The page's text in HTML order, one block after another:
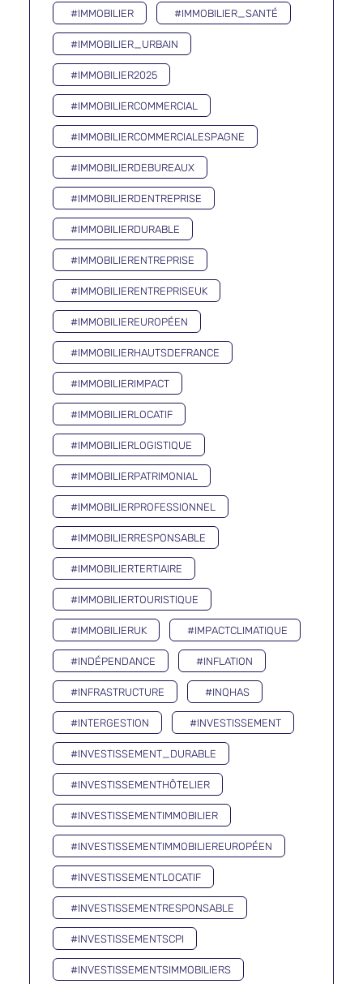
#IMMOBILIER #IMMOBILIER_SANTÉ
#IMMOBILIER_URBAIN
#IMMOBILIER2025
#IMMOBILIERCOMMERCIAL
#IMMOBILIERCOMMERCIALESPAGNE
#IMMOBILIERDEBUREAUX
#IMMOBILIERDENTREPRISE
#IMMOBILIERDURABLE
#IMMOBILIERENTREPRISE
#IMMOBILIERENTREPRISEUK
#IMMOBILIEREUROPÉEN
#IMMOBILIERHAUTSDEFRANCE
#IMMOBILIERIMPACT
#IMMOBILIERLOCATIF
#IMMOBILIERLOGISTIQUE
#IMMOBILIERPATRIMONIAL
#IMMOBILIERPROFESSIONNEL
#IMMOBILIERRESPONSABLE
#IMMOBILIERTERTIAIRE
#IMMOBILIERTOURISTIQUE
#IMMOBILIERUK #IMPACTCLIMATIQUE
#INDÉPENDANCE #INFLATION
#INFRASTRUCTURE #INQHAS
#INTERGESTION #INVESTISSEMENT
#INVESTISSEMENT_DURABLE
#INVESTISSEMENTHÔTELIER
#INVESTISSEMENTIMMOBILIER
#INVESTISSEMENTIMMOBILIEREUROPÉEN
#INVESTISSEMENTLOCATIF
#INVESTISSEMENTRESPONSABLE
#INVESTISSEMENTSCPI
#INVESTISSEMENTSIMMOBILIERS